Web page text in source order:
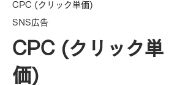
CPC (クリック単価)
SNS広告
CPC (クリック単
価)